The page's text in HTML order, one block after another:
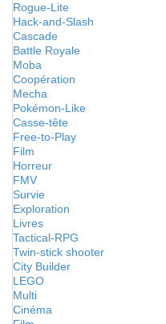
Rogue-Lite
Hack-and-Slash
Cascade
Battle Royale
Moba
Coopération
Mecha
Pokémon-Like
Casse-tête
Free-to-Play
Film
Horreur
FMV
Survie
Exploration
Livres
Tactical-RPG
Twin-stick shooter
City Builder
LEGO
Multi
Cinéma